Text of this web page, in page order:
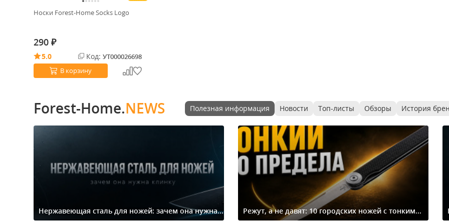
Носки Forest-Home Socks Logo
290 ₽
5.0 Код: УТ000026698
В корзину
Forest-Home.NEWS Полезная информация Новости Топ-листы Обзоры История
Нержавеющая сталь для ножей: зачем она нужна... Режут, а не давят: 10 городских ножей с тонким...